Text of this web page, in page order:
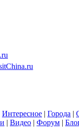
Интересное | Города |
| Видео | Форум |